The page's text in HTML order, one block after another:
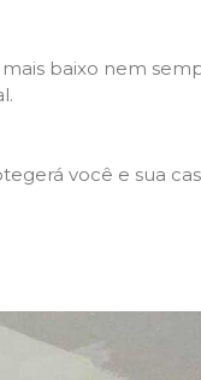
baixo nem
você e sua